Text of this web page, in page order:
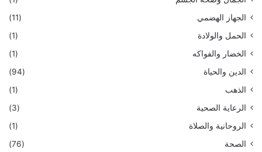
الجهاز الهضمي
(11)
الحمل والولادة
(1)
الخضار والفواكه
(1)
الدين والحياة
(94)
الذهب
(1)
الرعاية الصحية
(3)
الروحانية والصلاة
(1)
الصحة
(76)